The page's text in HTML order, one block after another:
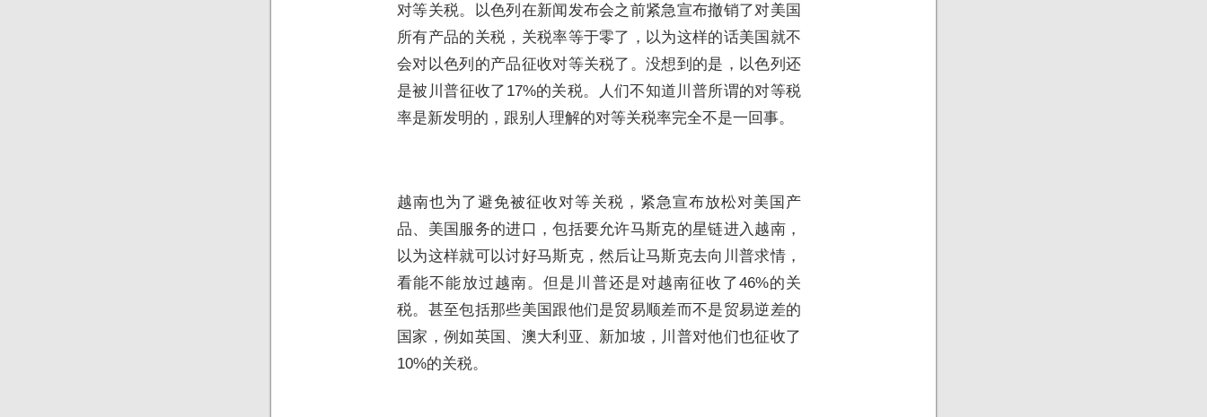
对等关税。以色列在新闻发布会之前紧急宣布撤销了对美国
所有产品的关税，关税率等于零了，以为这样的话美国就不
会对以色列的产品征收对等关税了。没想到的是，以色列还
是被川普征收了17%的关税。人们不知道川普所谓的对等税
率是新发明的，跟别人理解的对等关税率完全不是一回事。
越南也为了避免被征收对等关税，紧急宣布放松对美国产
品、美国服务的进口，包括要允许马斯克的星链进入越南，
以为这样就可以讨好马斯克，然后让马斯克去向川普求情，
看能不能放过越南。但是川普还是对越南征收了46%的关
税。甚至包括那些美国跟他们是贸易顺差而不是贸易逆差的
国家，例如英国、澳大利亚、新加坡，川普对他们也征收了
10%的关税。